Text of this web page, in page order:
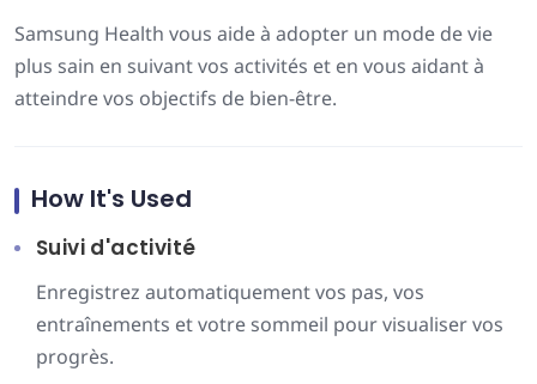
Samsung Health vous aide à adopter un mode de vie
plus sain en suivant vos activités et en vous aidant à
atteindre vos objectifs de bien-être.
How It's Used
Suivi d'activité
Enregistrez automatiquement vos pas, vos
entraînements et votre sommeil pour visualiser vos
progrès.